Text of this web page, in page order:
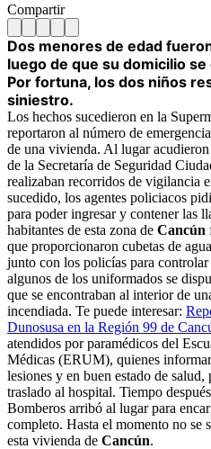
Compartir
Dos menores de edad
luego de que su domicilio
Por fortuna, los dos niños
siniestro.
Los hechos sucedieron en la
reportaron al número de
de una vivienda. Al lugar
de la Secretaría de Seguridad
realizaban recorridos de vigilancia
sucedido, los agentes policiacos
para poder ingresar y contener las
habitantes de esta zona de Cancún
que proporcionaron cubetas de
junto con los policías para
algunos de los uniformados se
que se encontraban al interior de
incendiada. Te puede interesar:
Dunosusa en la Región 99 de
atendidos por paramédicos del
Médicas (ERUM), quienes
lesiones y en buen estado de
traslado al hospital. Tiempo
Bomberos arribó al lugar para
completo. Hasta el momento no se
esta vivienda de Cancún.